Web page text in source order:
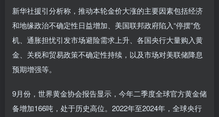
新华社援引分析称，推动本轮金价大涨的主要因素包括经济
和地缘政治不确定性日益增加、美国联邦政府陷入“停摆”危
机、通胀担忧引发市场避险需求上升、各国央行大量购入黄
金、关税和贸易政策不确定性持续，以及市场对美联储降息
预期增强等。
9月份，世界黄金协会报告显示，今年二季度全球官方黄金储
备增加166吨，处于历史高位。2022年至2024年，全球央行